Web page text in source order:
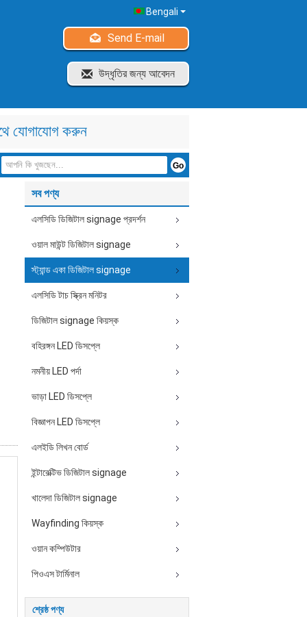
Bengali
Send E-mail
উদ্ধৃতির জন্য আবেদন
যোগাযোগ করুন
সব পণ্য
এলসিডি ডিজিটাল signage প্রদর্শন
ওয়াল মাউন্ট ডিজিটাল signage
স্ট্যান্ড একা ডিজিটাল signage
এলসিডি টাচ স্ক্রিন মনিটর
ডিজিটাল signage কিয়স্ক
বহিরঙ্গন LED ডিসপ্লে
নমনীয় LED পর্দা
ভাড়া LED ডিসপ্লে
বিজ্ঞাপন LED ডিসপ্লে
এলইডি লিখন বোর্ড
ইন্টারেক্টিভ ডিজিটাল signage
খালেদা ডিজিটাল signage
Wayfinding কিয়স্ক
ওয়ান কম্পিউটার
পিওএস টার্মিনাল
শ্রেষ্ঠ পণ্য